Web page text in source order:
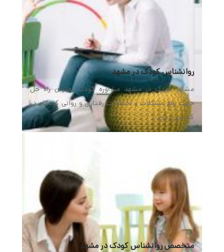
روانشناس کودک در مشهد
مشاور کودک در مشهد مشاوره کودک بهترین راه حل
جهت رفع مشکلات و اختلالات رفتاری و روانی کودکان در
کمترین زمان…
متخصص روانشناس کودک در مشهد